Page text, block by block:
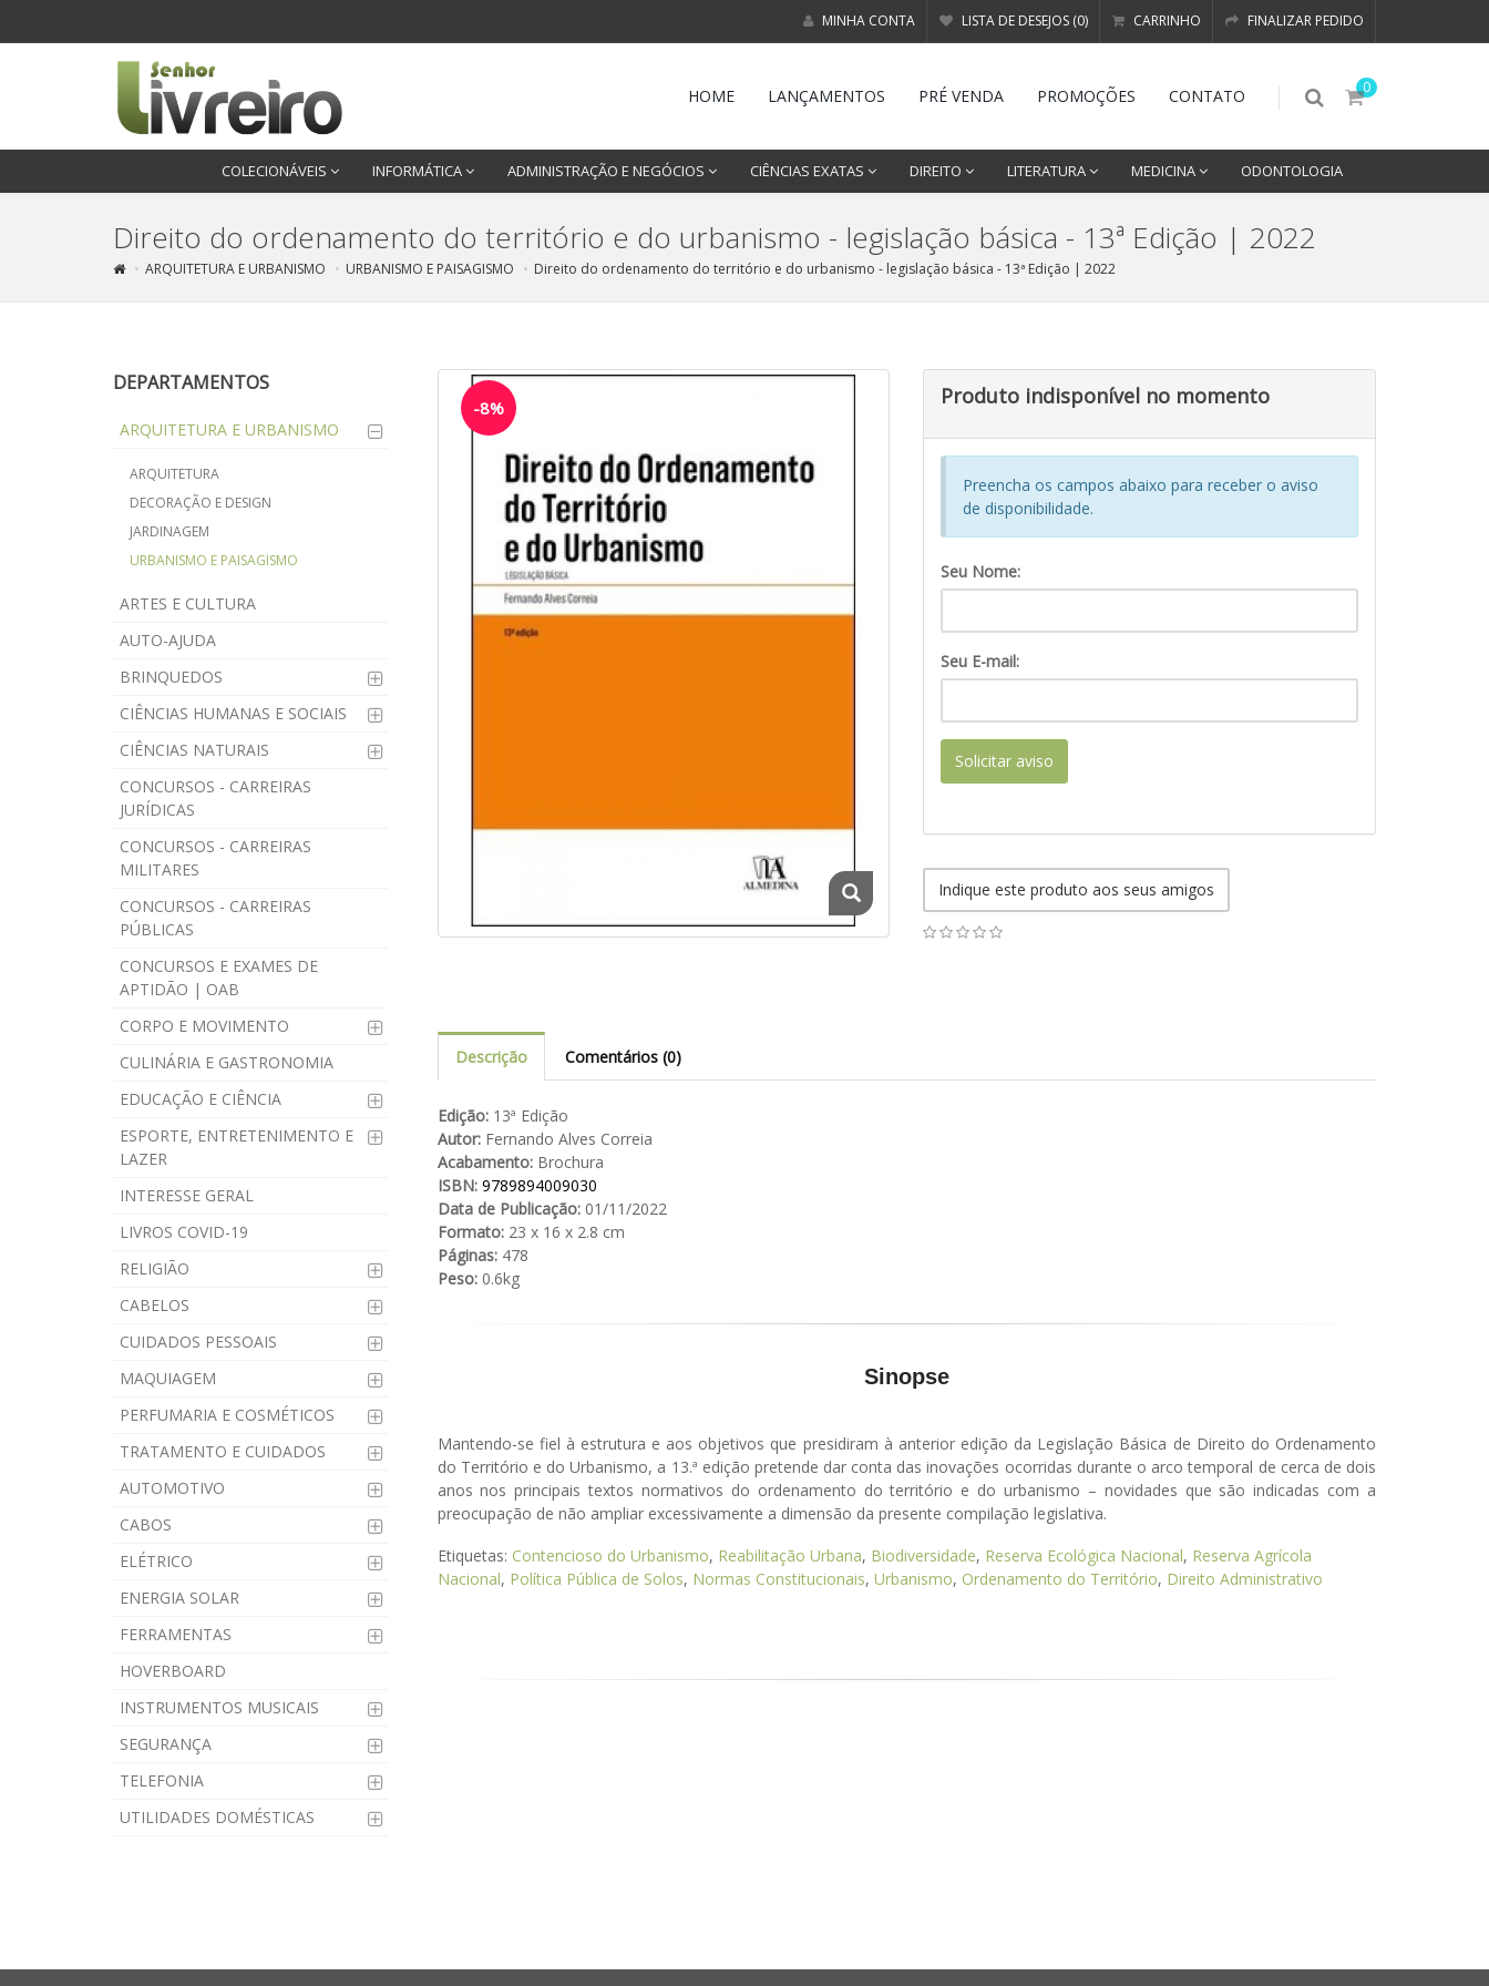
MINHA CONTA LISTA DE DESEJOS (0) CARRINHO FINALIZAR PEDIDO
0
HOME LANÇAMENTOS PRÉ VENDA PROMOÇÕES CONTATO
COLECIONÁVEIS INFORMÁTICA ADMINISTRAÇÃO E NEGÓCIOS CIÊNCIAS EXATAS DIREITO LITERATURA MEDICINA ODONTOLOGIA
Direito do ordenamento do território e do urbanismo - legislação básica - 13ª Edição | 2022
ARQUITETURA E URBANISMO URBANISMO E PAISAGISMO Direito do ordenamento do território e do urbanismo - legislação básica - 13ª Edição | 2022
DEPARTAMENTOS
ARQUITETURA E URBANISMO
ARQUITETURA
DECORAÇÃO E DESIGN
JARDINAGEM
URBANISMO E PAISAGISMO
ARTES E CULTURA
AUTO-AJUDA
BRINQUEDOS
CIÊNCIAS HUMANAS E SOCIAIS
CIÊNCIAS NATURAIS
CONCURSOS - CARREIRAS
JURÍDICAS
CONCURSOS - CARREIRAS
MILITARES
CONCURSOS - CARREIRAS
PÚBLICAS
CONCURSOS E EXAMES DE
APTIDÃO | OAB
CORPO E MOVIMENTO
CULINÁRIA E GASTRONOMIA
EDUCAÇÃO E CIÊNCIA
ESPORTE, ENTRETENIMENTO E
LAZER
INTERESSE GERAL
LIVROS COVID-19
RELIGIÃO
CABELOS
CUIDADOS PESSOAIS
MAQUIAGEM
PERFUMARIA E COSMÉTICOS
TRATAMENTO E CUIDADOS
AUTOMOTIVO
CABOS
ELÉTRICO
ENERGIA SOLAR
FERRAMENTAS
HOVERBOARD
INSTRUMENTOS MUSICAIS
SEGURANÇA
TELEFONIA
UTILIDADES DOMÉSTICAS
-8% Produto indisponível no momento
Preencha os campos abaixo para receber o aviso
de disponibilidade.
Seu Nome:
Seu E-mail:
Solicitar aviso
Indique este produto aos seus amigos
Descrição Comentários (0)
Edição:13ª Edição
Autor:Fernando Alves Correia
Acabamento:Brochura
ISBN: 9789894009030
Data de Publicação:01/11/2022
Formato:23 x 16 x 2.8 cm
Páginas:478
Peso:0.6kg
Sinopse
Mantendo-se fiel à estrutura e aos objetivos que presidiram à anterior edição da Legislação Básica de Direito do Ordenamento
do Território e do Urbanismo, a 13.ª edição pretende dar conta das inovações ocorridas durante o arco temporal de cerca de dois
anos nos principais textos normativos do ordenamento do território e do urbanismo – novidades que são indicadas com a
preocupação de não ampliar excessivamente a dimensão da presente compilação legislativa.
Etiquetas: Contencioso do Urbanismo, Reabilitação Urbana, Biodiversidade, Reserva Ecológica Nacional, Reserva Agrícola
Nacional, Política Pública de Solos, Normas Constitucionais, Urbanismo, Ordenamento do Território, Direito Administrativo